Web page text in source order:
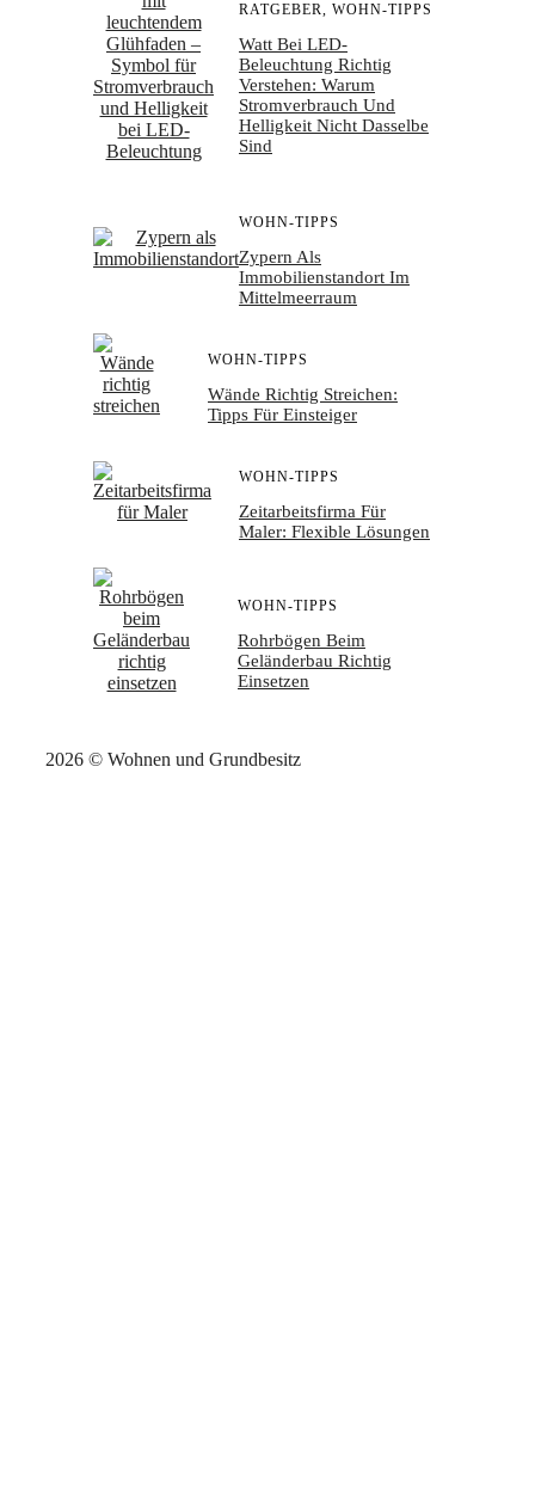
RATGEBER, WOHN-TIPPS
Watt Bei LED-
Beleuchtung Richtig
Verstehen: Warum
Stromverbrauch Und
Helligkeit Nicht Dasselbe
Sind
WOHN-TIPPS
Zypern Als
Immobilienstandort Im
Mittelmeerraum
WOHN-TIPPS
Wände Richtig Streichen:
Tipps Für Einsteiger
WOHN-TIPPS
Zeitarbeitsfirma Für
Maler: Flexible Lösungen
WOHN-TIPPS
Rohrbögen Beim
Geländerbau Richtig
Einsetzen
2026 © Wohnen und Grundbesitz